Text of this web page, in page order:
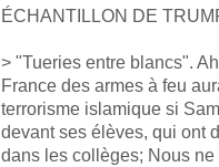
ÉCHANTILLON DE
> "Tueries entre blancs".
France des armes à feu
terrorisme islamique si
devant ses élèves, qui ont
dans les collèges; Nous